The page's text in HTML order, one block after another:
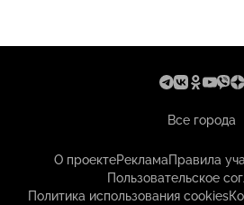
Все города
О проектеРекламаПравила
Пользовательское
Политика использования cookies